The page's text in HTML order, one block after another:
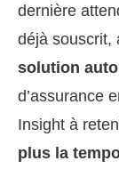
dernière
déjà souscrit,
solution
d’assurance
Insight à
plus la